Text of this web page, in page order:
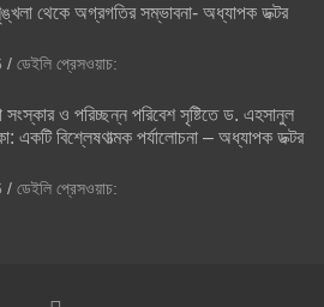
থেকে অগ্রগতির সম্ভাবনা- অধ্যাপক ডক্টর
ডেইলি প্রেসওয়াচ:
সংস্কার ও পরিচ্ছন্ন পরিবেশ সৃষ্টিতে ড. এহসানুল
একটি বিশ্লেষণাত্মক পর্যালোচনা – অধ্যাপক ডক্টর
ডেইলি প্রেসওয়াচ: